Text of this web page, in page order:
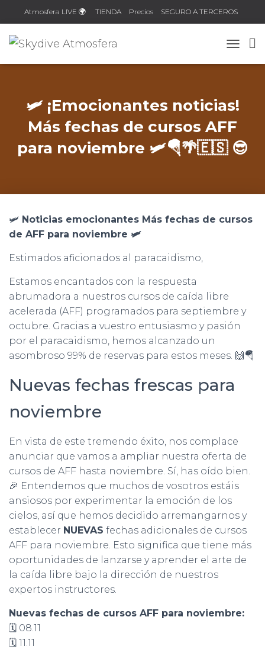
Atmosfera LIVE 🌍 TIENDA Precios SEGURO A TERCEROS
🛩️ ¡Emocionantes noticias!
Más fechas de cursos AFF
para noviembre 🛩️🪂🌴🇪🇸 😎
🛩️ Noticias emocionantes Más fechas de cursos
de AFF para noviembre 🛩️
Estimados aficionados al paracaidismo,
Estamos encantados con la respuesta
abrumadora a nuestros cursos de caída libre
acelerada (AFF) programados para septiembre y
octubre. Gracias a vuestro entusiasmo y pasión
por el paracaidismo, hemos alcanzado un
asombroso 99% de reservas para estos meses. 🙌🪂
Nuevas fechas frescas para
noviembre
En vista de este tremendo éxito, nos complace
anunciar que vamos a ampliar nuestra oferta de
cursos de AFF hasta noviembre. Sí, has oído bien.
🎉 Entendemos que muchos de vosotros estáis
ansiosos por experimentar la emoción de los
cielos, así que hemos decidido arremangarnos y
establecer NUEVAS fechas adicionales de cursos
AFF para noviembre. Esto significa que tiene más
oportunidades de lanzarse y aprender el arte de
la caída libre bajo la dirección de nuestros
expertos instructores.
Nuevas fechas de cursos AFF para noviembre:
🗓️ 08.11
🗓️ 11.11